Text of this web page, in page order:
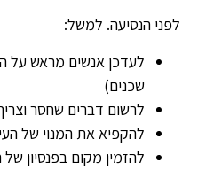
לפני הנסיעה. למשל:
לעדכן אנשים מראש על
שכנים)
לרשום דברים שחסר
להקפיא את המנוי של
להזמין מקום בפנסיון